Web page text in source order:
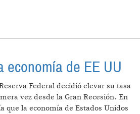
economía de EE UU
Federal decidió elevar su tasa
vez desde la Gran Recesión. En
que la economía de Estados Unidos